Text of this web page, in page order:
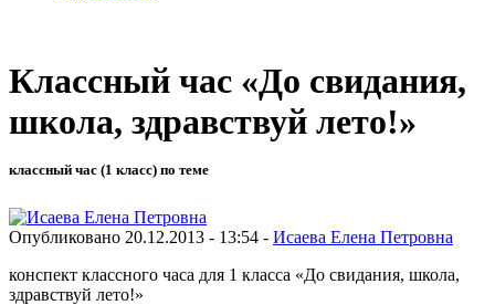
Классный час «До свидания,
школа, здравствуй лето!»
классный час (1 класс) по теме
Опубликовано 20.12.2013 - 13:54 - Исаева Елена Петровна
конспект классного часа для 1 класса «До свидания, школа,
здравствуй лето!»